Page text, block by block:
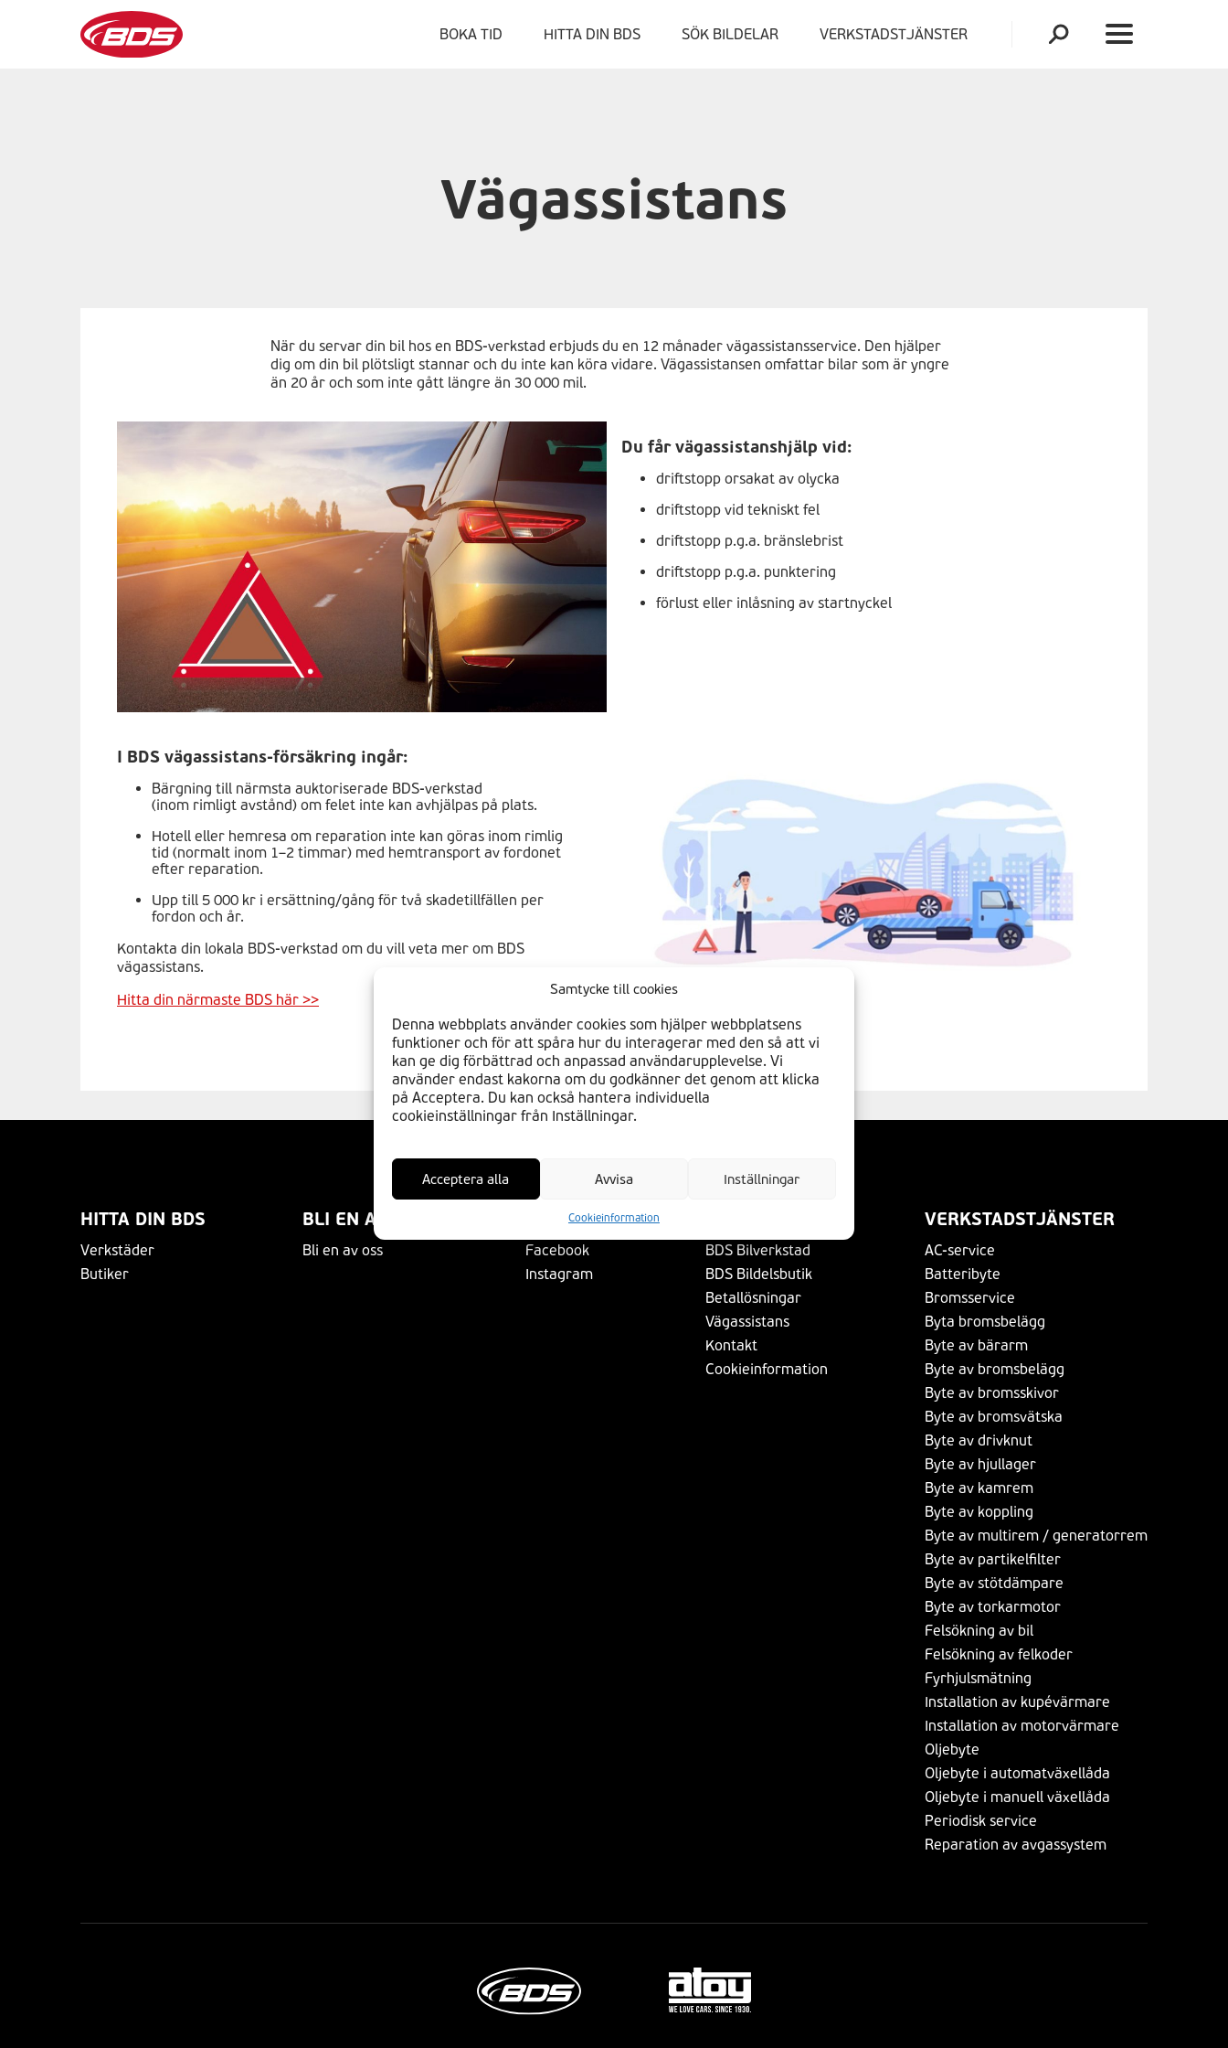
Samtycke till cookies
Denna webbplats använder cookies som hjälper webbplatsens
funktioner och för att spåra hur du interagerar med den så att vi
kan ge dig förbättrad och anpassad användarupplevelse. Vi
använder endast kakorna om du godkänner det genom att klicka
på Acceptera. Du kan också hantera individuella
cookieinställningar från Inställningar.
Acceptera alla Avvisa Inställningar
Cookieinformation
BOKA TID HITTA DIN BDS SÖK BILDELAR VERKSTADSTJÄNSTER
Vägassistans
När du servar din bil hos en BDS-verkstad erbjuds du en 12 månader vägassistansservice. Den hjälper
dig om din bil plötsligt stannar och du inte kan köra vidare. Vägassistansen omfattar bilar som är yngre
än 20 år och som inte gått längre än 30 000 mil.
Du får vägassistanshjälp vid:
driftstopp orsakat av olycka
driftstopp vid tekniskt fel
driftstopp p.g.a. bränslebrist
driftstopp p.g.a. punktering
förlust eller inlåsning av startnyckel
I BDS vägassistans-försäkring ingår:
Bärgning till närmsta auktoriserade BDS-verkstad
(inom rimligt avstånd) om felet inte kan avhjälpas på plats.
Hotell eller hemresa om reparation inte kan göras inom rimlig
tid (normalt inom 1–2 timmar) med hemtransport av fordonet
efter reparation.
Upp till 5 000 kr i ersättning/gång för två skadetillfällen per
fordon och år.
Kontakta din lokala BDS-verkstad om du vill veta mer om BDS
vägassistans.
Hitta din närmaste BDS här >>
HITTA DIN BDS
Verkstäder
Butiker
BLI EN AV OSS
Bli en av oss
FÖLJ OSS
Facebook
Instagram
BDS Bilverkstad
BDS Bildelsbutik
Betallösningar
Vägassistans
Kontakt
Cookieinformation
VERKSTADSTJÄNSTER
AC-service
Batteribyte
Bromsservice
Byta bromsbelägg
Byte av bärarm
Byte av bromsbelägg
Byte av bromsskivor
Byte av bromsvätska
Byte av drivknut
Byte av hjullager
Byte av kamrem
Byte av koppling
Byte av multirem / generatorrem
Byte av partikelfilter
Byte av stötdämpare
Byte av torkarmotor
Felsökning av bil
Felsökning av felkoder
Fyrhjulsmätning
Installation av kupévärmare
Installation av motorvärmare
Oljebyte
Oljebyte i automatväxellåda
Oljebyte i manuell växellåda
Periodisk service
Reparation av avgassystem